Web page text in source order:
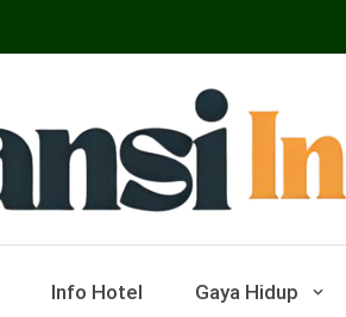
Info Hotel Gaya Hidup